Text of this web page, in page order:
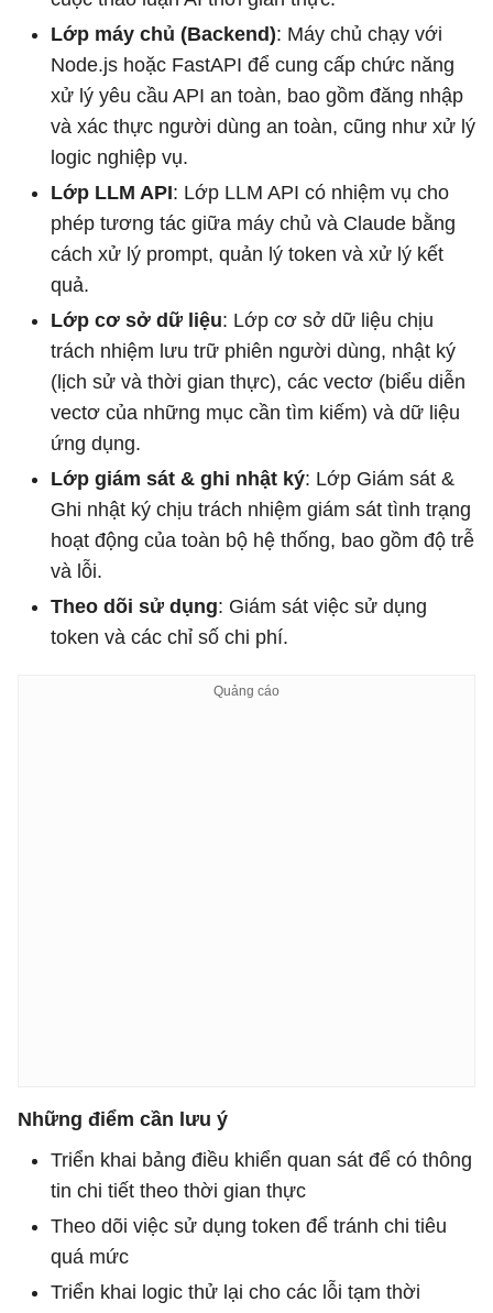
Lớp máy chủ (Backend): Máy chủ chạy với
Node.js hoặc FastAPI để cung cấp chức năng
xử lý yêu cầu API an toàn, bao gồm đăng nhập
và xác thực người dùng an toàn, cũng như xử lý
logic nghiệp vụ.
Lớp LLM API: Lớp LLM API có nhiệm vụ cho
phép tương tác giữa máy chủ và Claude bằng
cách xử lý prompt, quản lý token và xử lý kết
quả.
Lớp cơ sở dữ liệu: Lớp cơ sở dữ liệu chịu
trách nhiệm lưu trữ phiên người dùng, nhật ký
(lịch sử và thời gian thực), các vectơ (biểu diễn
vectơ của những mục cần tìm kiếm) và dữ liệu
ứng dụng.
Lớp giám sát & ghi nhật ký: Lớp Giám sát &
Ghi nhật ký chịu trách nhiệm giám sát tình trạng
hoạt động của toàn bộ hệ thống, bao gồm độ trễ
và lỗi.
Theo dõi sử dụng: Giám sát việc sử dụng
token và các chỉ số chi phí.
Những điểm cần lưu ý
Triển khai bảng điều khiển quan sát để có thông
tin chi tiết theo thời gian thực
Theo dõi việc sử dụng token để tránh chi tiêu
quá mức
Triển khai logic thử lại cho các lỗi tạm thời